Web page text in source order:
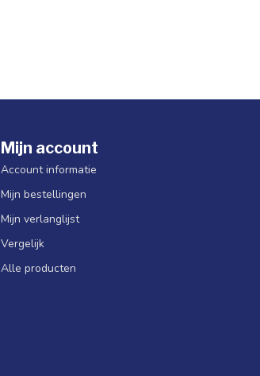
Mijn account
Account informatie
Mijn bestellingen
Mijn verlanglijst
Vergelijk
Alle producten